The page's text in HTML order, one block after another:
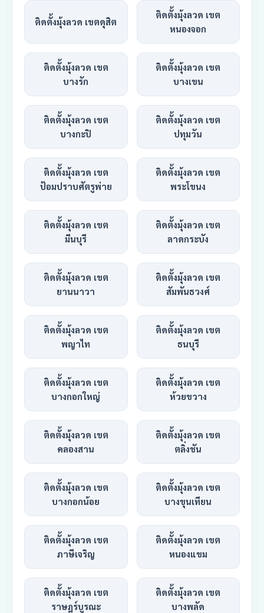
ติดตั้งมุ้งลวด เขตดุสิต
ติดตั้งมุ้งลวด เขต
หนองจอก
ติดตั้งมุ้งลวด เขต
บางรัก
ติดตั้งมุ้งลวด เขต
บางเขน
ติดตั้งมุ้งลวด เขต
บางกะปิ
ติดตั้งมุ้งลวด เขต
ปทุมวัน
ติดตั้งมุ้งลวด เขต
ป้อมปราบศัตรูพ่าย
ติดตั้งมุ้งลวด เขต
พระโขนง
ติดตั้งมุ้งลวด เขต
มีนบุรี
ติดตั้งมุ้งลวด เขต
ลาดกระบัง
ติดตั้งมุ้งลวด เขต
ยานนาวา
ติดตั้งมุ้งลวด เขต
สัมพันธวงศ์
ติดตั้งมุ้งลวด เขต
พญาไท
ติดตั้งมุ้งลวด เขต
ธนบุรี
ติดตั้งมุ้งลวด เขต
บางกอกใหญ่
ติดตั้งมุ้งลวด เขต
ห้วยขวาง
ติดตั้งมุ้งลวด เขต
คลองสาน
ติดตั้งมุ้งลวด เขต
ตลิ่งชัน
ติดตั้งมุ้งลวด เขต
บางกอกน้อย
ติดตั้งมุ้งลวด เขต
บางขุนเทียน
ติดตั้งมุ้งลวด เขต
ภาษีเจริญ
ติดตั้งมุ้งลวด เขต
หนองแขม
ติดตั้งมุ้งลวด เขต
ราษฎร์บูรณะ
ติดตั้งมุ้งลวด เขต
บางพลัด